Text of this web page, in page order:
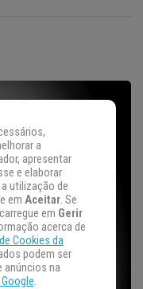
a
apresentar
e elaborar
utilização de
em Aceitar. Se
em Gerir
acerca de
Cookies da
podem ser
anúncios na
.